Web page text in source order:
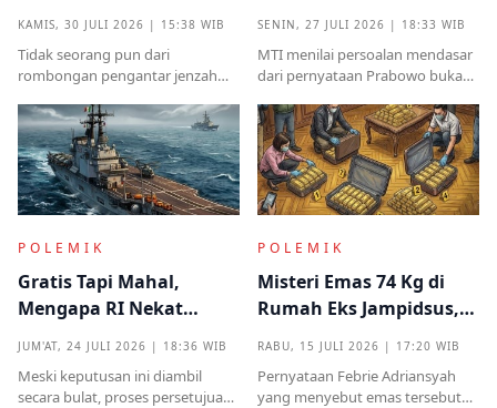
Kampung Halaman
KAMIS, 30 JULI 2026 | 15:38 WIB
Tidak seorang pun dari
rombongan pengantar jenzah
identitas ataupun menjelaskan
dari instansi mana.
Kekuasaan
SENIN, 27 JULI 2026 | 18:33 WIB
MTI menilai persoalan mendasar
dari pernyataan Prabowo bukan
melainkan implikasinya yang
sangat destruktif bagi kualitas
demokrasi
POLEMIK
Gratis Tapi Mahal,
Mengapa RI Nekat
Induk Tua Italia?
JUM'AT, 24 JULI 2026 | 18:36 WIB
Meski keputusan ini diambil
secara bulat, proses persetujuan
POLEMIK
Misteri Emas 74 Kg di
Rumah Eks Jampidsus,
Titipan?
RABU, 15 JULI 2026 | 17:20 WIB
Pernyataan Febrie Adriansyah
yang menyebut emas tersebut